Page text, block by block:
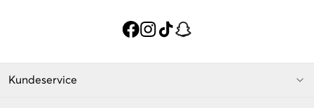
Kundeservice